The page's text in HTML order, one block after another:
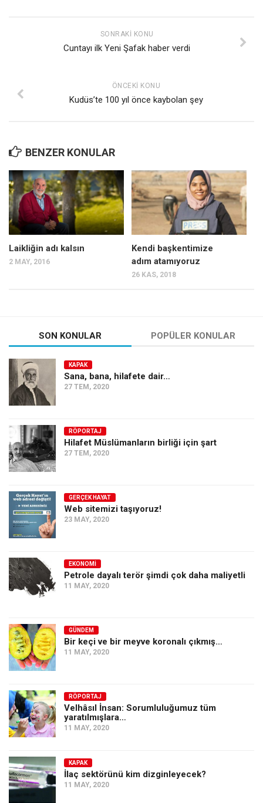
SONRAKI KONU
Cuntayı ilk Yeni Şafak haber verdi
ÖNCEKI KONU
Kudüs’te 100 yıl önce kaybolan şey
BENZER KONULAR
Laikliğin adı kalsın
2 MAY, 2016
Kendi başkentimize
adım atamıyoruz
26 KAS, 2018
SON KONULAR POPÜLER KONULAR
KAPAK
Sana, bana, hilafete dair…
27 TEM, 2020
RÖPORTAJ
Hilafet Müslümanların birliği için şart
27 TEM, 2020
GERÇEK HAYAT
Web sitemizi taşıyoruz!
23 MAY, 2020
EKONOMI
Petrole dayalı terör şimdi çok daha maliyetli
11 MAY, 2020
GÜNDEM
Bir keçi ve bir meyve koronalı çıkmış…
11 MAY, 2020
RÖPORTAJ
Velhâsıl İnsan: Sorumluluğumuz tüm
yaratılmışlara…
11 MAY, 2020
KAPAK
İlaç sektörünü kim dizginleyecek?
11 MAY, 2020